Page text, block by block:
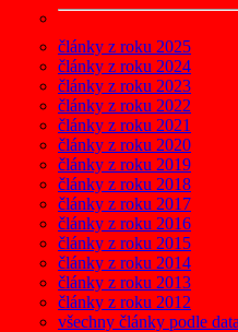
články z roku 2025
články z roku 2024
články z roku 2023
články z roku 2022
články z roku 2021
články z roku 2020
články z roku 2019
články z roku 2018
články z roku 2017
články z roku 2016
články z roku 2015
články z roku 2014
články z roku 2013
články z roku 2012
všechny články podle data